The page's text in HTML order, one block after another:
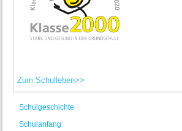
Zum Schulleben>>
Schulgeschichte
Schulanfang